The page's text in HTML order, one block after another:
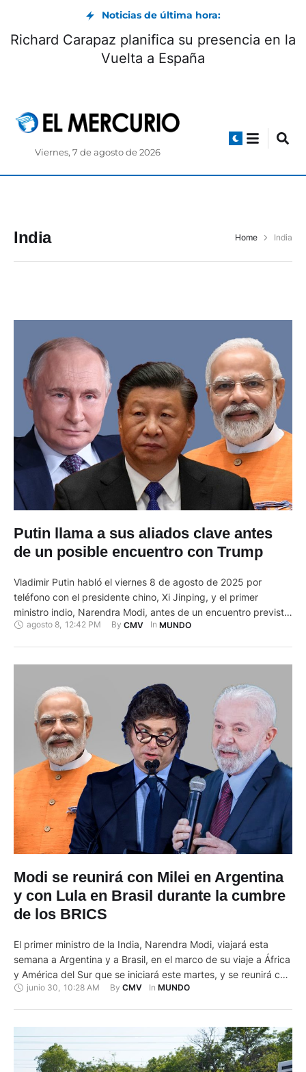
Noticias de última hora:
Richard Carapaz planifica su presencia en la
Vuelta a España
Viernes, 7 de agosto de 2026
India Home India
Putin llama a sus aliados clave antes
de un posible encuentro con Trump
Vladimir Putin habló el viernes 8 de agosto de 2025 por
teléfono con el presidente chino, Xi Jinping, y el primer
ministro indio, Narendra Modi, antes de un encuentro previsto,
en los próximos días, con su homólogo estadounidense,
agosto 8, 12:42 PM By CMV In MUNDO
Modi se reunirá con Milei en Argentina
y con Lula en Brasil durante la cumbre
de los BRICS
El primer ministro de la India, Narendra Modi, viajará esta
semana a Argentina y a Brasil, en el marco de su viaje a África
y América del Sur que se iniciará este martes, y se reunirá con
los mandatarios de los dos países latinoamericanos, Javier
junio 30 10:28 AM By CMV In MUNDO